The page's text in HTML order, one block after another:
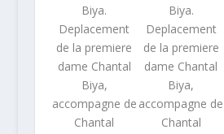
Biya.
Deplacement
de la premiere
dame Chantal
Biya,
accompagne de
Chantal
Biya.
Deplacement
de la premiere
dame Chantal
Biya,
accompagne de
Chantal